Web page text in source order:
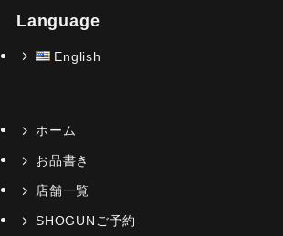
Language
English
ホーム
お品書き
店舗一覧
SHOGUNご予約